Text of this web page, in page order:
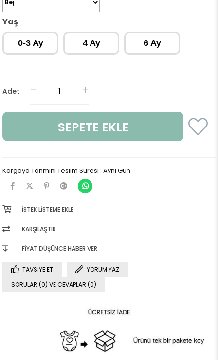
Yaş
0-3 Ay 4 Ay 6 Ay
Adet
Kargoya Tahmini Teslim Süresi : Aynı Gün
İSTEK LISTEME EKLE
KARŞILAŞTIR
FIYAT DÜŞÜNCE HABER VER
TAVSIYE ET
YORUM YAZ
SORULAR (0) VE CEVAPLAR (0)